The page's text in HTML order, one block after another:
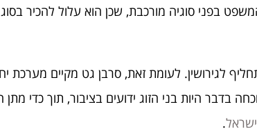
בפני סוגיה מורכבת, שכן הוא עלול להכיר
לגירושין. לעומת זאת, סרבן גט מקיים מערכת
היות בני הזוג ידועים בציבור, תוך כדי
.